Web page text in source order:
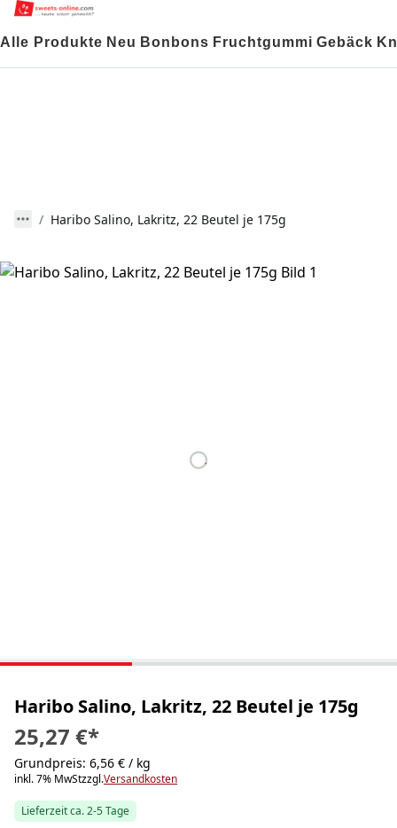
Alle Produkte Neu Bonbons Fruchtgummi Gebäck
Haribo Salino, Lakritz, 22 Beutel je 175g
Haribo Salino, Lakritz, 22 Beutel je 175g
25,27 €*
Grundpreis: 6,56 € / kg
inkl. 7% MwStzzgl.Versandkosten
Lieferzeit ca. 2-5 Tage